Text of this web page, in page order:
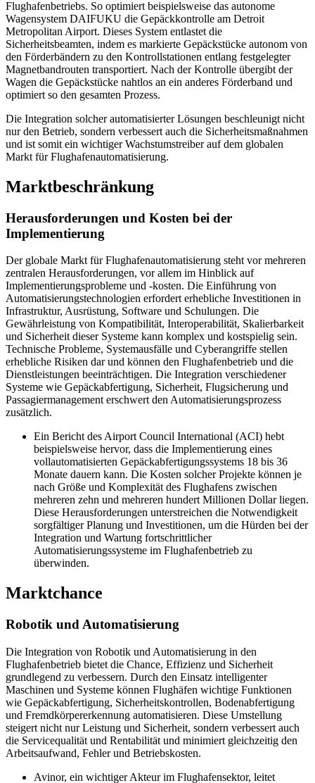
Flughafenbetriebs. So optimiert beispielsweise das autonome
Wagensystem DAIFUKU die Gepäckkontrolle am Detroit
Metropolitan Airport. Dieses System entlastet die
Sicherheitsbeamten, indem es markierte Gepäckstücke autonom von
den Förderbändern zu den Kontrollstationen entlang festgelegter
Magnetbandrouten transportiert. Nach der Kontrolle übergibt der
Wagen die Gepäckstücke nahtlos an ein anderes Förderband und
optimiert so den gesamten Prozess.
Die Integration solcher automatisierter Lösungen beschleunigt nicht
nur den Betrieb, sondern verbessert auch die Sicherheitsmaßnahmen
und ist somit ein wichtiger Wachstumstreiber auf dem globalen
Markt für Flughafenautomatisierung.
Marktbeschränkung
Herausforderungen und Kosten bei der
Implementierung
Der globale Markt für Flughafenautomatisierung steht vor mehreren
zentralen Herausforderungen, vor allem im Hinblick auf
Implementierungsprobleme und -kosten. Die Einführung von
Automatisierungstechnologien erfordert erhebliche Investitionen in
Infrastruktur, Ausrüstung, Software und Schulungen. Die
Gewährleistung von Kompatibilität, Interoperabilität, Skalierbarkeit
und Sicherheit dieser Systeme kann komplex und kostspielig sein.
Technische Probleme, Systemausfälle und Cyberangriffe stellen
erhebliche Risiken dar und können den Flughafenbetrieb und die
Dienstleistungen beeinträchtigen. Die Integration verschiedener
Systeme wie Gepäckabfertigung, Sicherheit, Flugsicherung und
Passagiermanagement erschwert den Automatisierungsprozess
zusätzlich.
Ein Bericht des Airport Council International (ACI) hebt
beispielsweise hervor, dass die Implementierung eines
vollautomatisierten Gepäckabfertigungssystems 18 bis 36
Monate dauern kann. Die Kosten solcher Projekte können je
nach Größe und Komplexität des Flughafens zwischen
mehreren zehn und mehreren hundert Millionen Dollar liegen.
Diese Herausforderungen unterstreichen die Notwendigkeit
sorgfältiger Planung und Investitionen, um die Hürden bei der
Integration und Wartung fortschrittlicher
Automatisierungssysteme im Flughafenbetrieb zu
überwinden.
Marktchance
Robotik und Automatisierung
Die Integration von Robotik und Automatisierung in den
Flughafenbetrieb bietet die Chance, Effizienz und Sicherheit
grundlegend zu verbessern. Durch den Einsatz intelligenter
Maschinen und Systeme können Flughäfen wichtige Funktionen
wie Gepäckabfertigung, Sicherheitskontrollen, Bodenabfertigung
und Fremdkörpererkennung automatisieren. Diese Umstellung
steigert nicht nur Leistung und Sicherheit, sondern verbessert auch
die Servicequalität und Rentabilität und minimiert gleichzeitig den
Arbeitsaufwand, Fehler und Betriebskosten.
Avinor, ein wichtiger Akteur im Flughafensektor, leitet